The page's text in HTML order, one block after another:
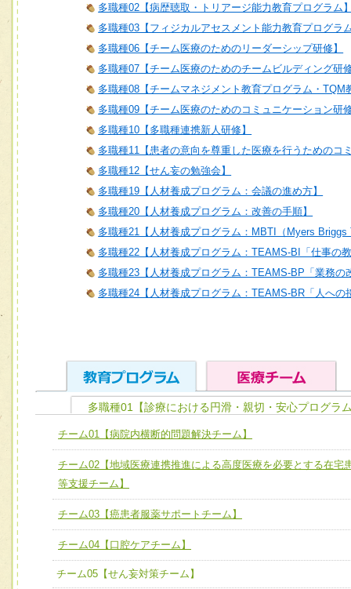
多職種02【病歴聴取・トリアージ能力教育プログラム
多職種03【フィジカルアセスメント能力教育プログラ
多職種06【チーム医療のためのリーダーシップ研修】
多職種07【チーム医療のためのチームビルディング研
多職種08【チームマネジメント教育プログラム・TQM
多職種09【チーム医療のためのコミュニケーション研
多職種10【多職種連携新人研修】
多職種11【患者の意向を尊重した医療を行うためのコ
多職種12【せん妄の勉強会】
多職種19【人材養成プログラム：会議の進め方】
多職種20【人材養成プログラム：改善の手順】
多職種21【人材養成プログラム：MBTI（Myers
多職種22【人材養成プログラム：TEAMS-BI「仕事の
多職種23【人材養成プログラム：TEAMS-BP「業務の
多職種24【人材養成プログラム：TEAMS-BR「人への
ユニット１ 医療人としての基礎能力
全人的医療を実践する医療人として、必要な基礎能力を身
ける
ユニット２ チーム医療構成力
必要に応じて柔軟に医療チームを組織し、強調できる
ユニット３ 多職種連携力
他職種の視点とスキルを学び、相互理解と連携を深める
チーム01【病院内横断的問題解決チーム】
チーム02【地域医療連携推進による高度医療を必要とする
宅患者等支援チーム】
チーム04【口腔ケアチーム】
チーム05【せん妄対策チーム】
多職種01【診療における円滑・親切・安心プログラ
チーム01【病院内横断的問題解決チーム】
チーム02【地域医療連携推進による高度医療を必要とする在宅
等支援チーム】
チーム03【癌患者服薬サポートチーム】
チーム04【口腔ケアチーム】
チーム05【せん妄対策チーム】